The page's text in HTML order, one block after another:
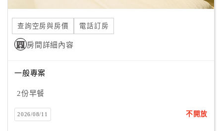
合
作
提
案
店
作
查詢空房與房價 電話訂房
房間詳細內容
一般專案
2份早餐
2026/08/11 不開放